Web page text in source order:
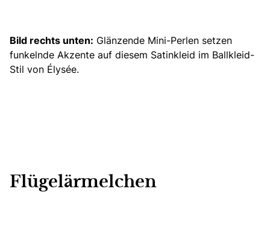
Bild rechts unten: Glänzende Mini-Perlen setzen
funkelnde Akzente auf diesem Satinkleid im Ballkleid-
Stil von Élysée.
Flügelärmelchen